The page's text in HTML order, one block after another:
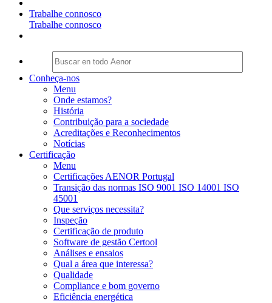
Trabalhe connosco
Trabalhe connosco
Conheça-nos
Menu
Onde estamos?
História
Contribuição para a sociedade
Acreditações e Reconhecimentos
Notícias
Certificação
Menu
Certificações AENOR Portugal
Transição das normas ISO 9001 ISO 14001 ISO
45001
Que serviços necessita?
Inspeção
Certificação de produto
Software de gestão Certool
Análises e ensaios
Qual a área que interessa?
Qualidade
Compliance e bom governo
Eficiência energética